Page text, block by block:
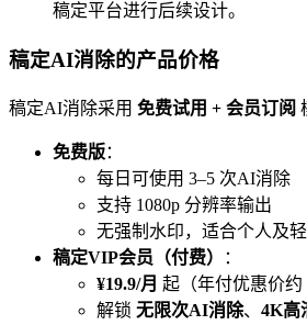
稿定平台进行后续设计。
稿定AI消除的产品价格
稿定AI消除采用 免费试用 + 会员订阅
免费版：
每日可使用 3–5 次AI消除
支持 1080p 分辨率输出
无强制水印，适合个人及
稿定VIP会员（付费）
：
¥19.9/月 起（年付优惠价约
解锁 无限次AI消除、 4K高